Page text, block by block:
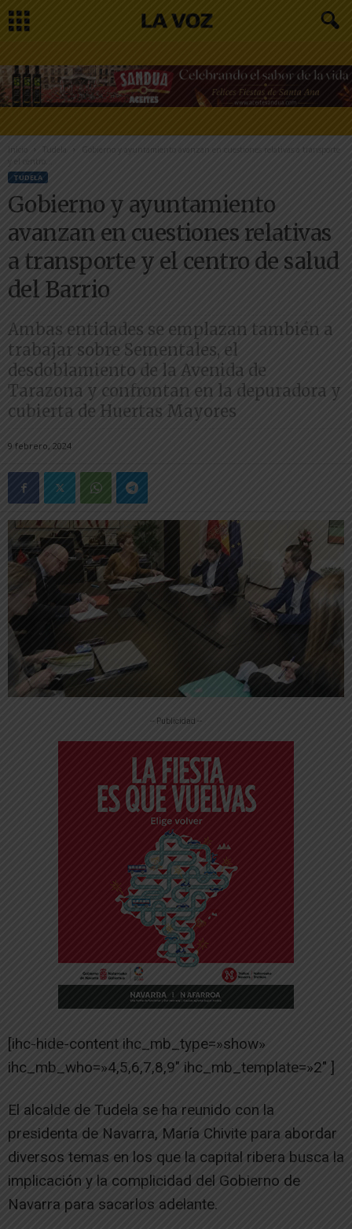
Inicio Tudela
Gobierno y ayuntamiento avanzan en cuestiones relativas a transporte
y el centro...
TUDELA
Gobierno y ayuntamiento
avanzan en cuestiones relativas
a transporte y el centro de salud
del Barrio
Ambas entidades se emplazan también a
trabajar sobre Sementales, el
desdoblamiento de la Avenida de
Tarazona y confrontan en la depuradora y
cubierta de Huertas Mayores
9 febrero, 2024
-- Publicidad --
[ihc-hide-content ihc_mb_type=»show»
ihc_mb_who=»4,5,6,7,8,9″ ihc_mb_template=»2″ ]
El alcalde de Tudela se ha reunido con la
presidenta de Navarra, María Chivite para abordar
diversos temas en los que la capital ribera busca la
implicación y la complicidad del Gobierno de
Navarra para sacarlos adelante.